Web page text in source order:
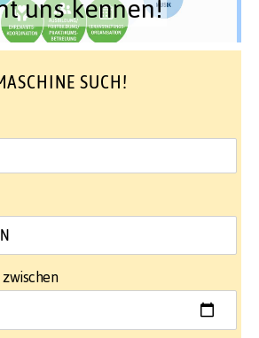
uns kennen!
SUCH!